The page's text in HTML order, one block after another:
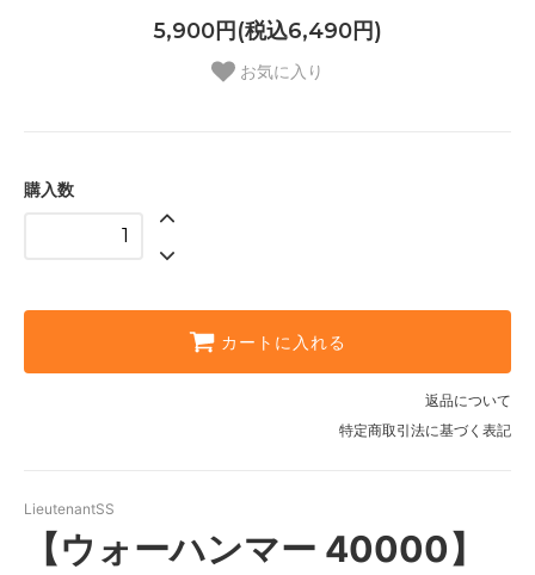
5,900円(税込6,490円)
お気に入り
購入数
カートに入れる
返品について
特定商取引法に基づく表記
LieutenantSS
【ウォーハンマー 40000】